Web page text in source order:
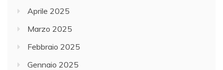
Aprile 2025
Marzo 2025
Febbraio 2025
Gennaio 2025